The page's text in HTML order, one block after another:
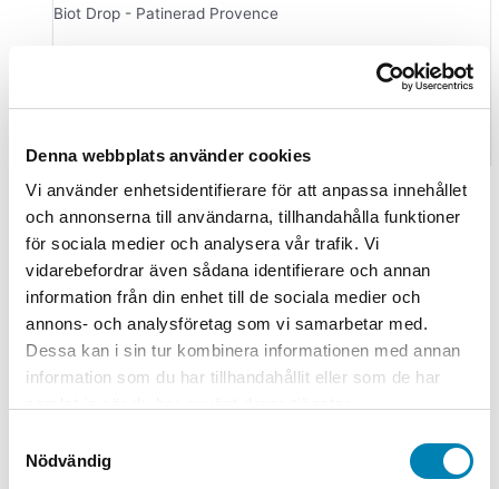
Denna webbplats använder cookies
Vi använder enhetsidentifierare för att anpassa innehållet
och annonserna till användarna, tillhandahålla funktioner
för sociala medier och analysera vår trafik. Vi
vidarebefordrar även sådana identifierare och annan
information från din enhet till de sociala medier och
annons- och analysföretag som vi samarbetar med.
Dessa kan i sin tur kombinera informationen med annan
information som du har tillhandahållit eller som de har
Nödvändig
Biot Drop - Patinerad Provence
Drop Biot patinerad Provence med
varukorg